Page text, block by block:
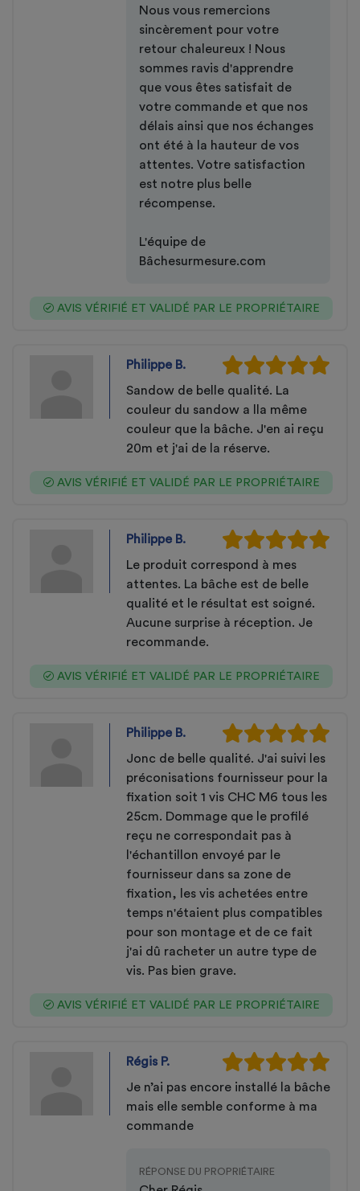
Nous vous remercions
sincèrement pour votre
retour chaleureux ! Nous
sommes ravis d'apprendre
que vous êtes satisfait de
votre commande et que nos
délais ainsi que nos échanges
ont été à la hauteur de vos
attentes. Votre satisfaction
est notre plus belle
récompense.
L'équipe de
Bâchesurmesure.com
AVIS VÉRIFIÉ ET VALIDÉ PAR LE PROPRIÉTAIRE
Philippe B.
Sandow de belle qualité. La
couleur du sandow a lla même
couleur que la bâche. J'en ai reçu
20m et j'ai de la réserve.
AVIS VÉRIFIÉ ET VALIDÉ PAR LE PROPRIÉTAIRE
Philippe B.
Le produit correspond à mes
attentes. La bâche est de belle
qualité et le résultat est soigné.
Aucune surprise à réception. Je
recommande.
AVIS VÉRIFIÉ ET VALIDÉ PAR LE PROPRIÉTAIRE
Philippe B.
Jonc de belle qualité. J'ai suivi les
préconisations fournisseur pour la
fixation soit 1 vis CHC M6 tous les
25cm. Dommage que le profilé
reçu ne correspondait pas à
l'échantillon envoyé par le
fournisseur dans sa zone de
fixation, les vis achetées entre
temps n'étaient plus compatibles
pour son montage et de ce fait
j'ai dû racheter un autre type de
vis. Pas bien grave.
AVIS VÉRIFIÉ ET VALIDÉ PAR LE PROPRIÉTAIRE
Régis P.
Je n’ai pas encore installé la bâche
mais elle semble conforme à ma
commande
RÉPONSE DU PROPRIÉTAIRE